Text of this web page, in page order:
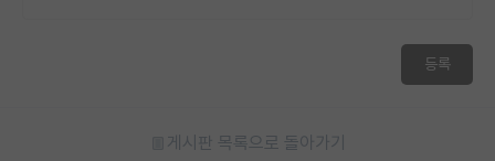
등록
게시판 목록으로 돌아가기